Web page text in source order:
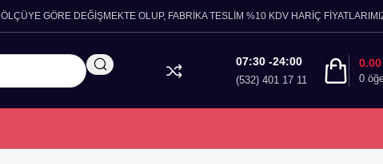
GÖRE DEĞİŞMEKTE OLUP, FABRİKA TESLİM %10 KDV HARİÇ
07:30 -24:00
(532) 401 17 11 0